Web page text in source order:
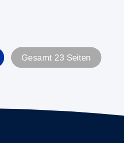
Gesamt 23 Seiten